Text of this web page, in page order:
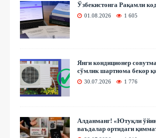
Ўзбекистонга Рақамли
01.08.2026 1 605
Янги кондиционер
сўмлик шартнома бекор
30.07.2026 1 776
Алданманг! «Ютуқли
ваъдалар ортидаги